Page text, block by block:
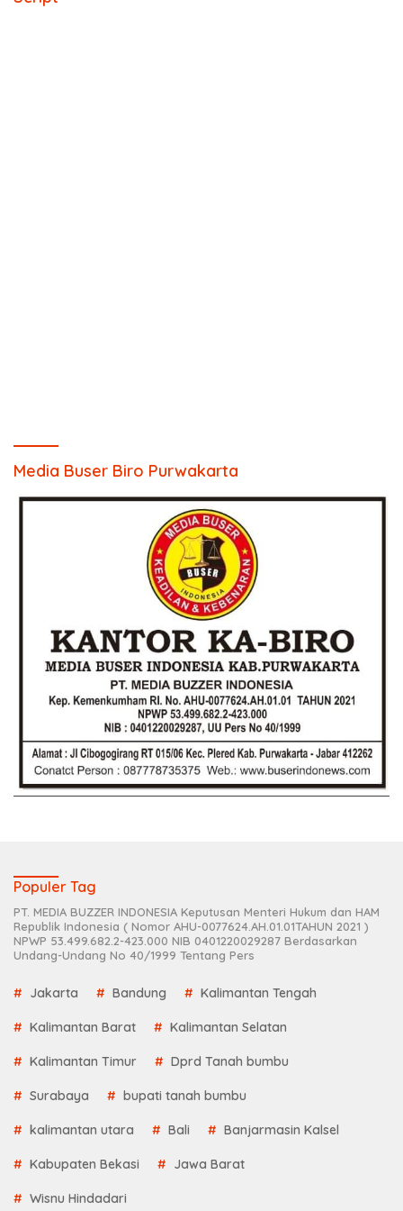
Media Buser Biro Purwakarta
Populer Tag
PT. MEDIA BUZZER INDONESIA Keputusan Menteri Hukum dan HAM
Republik Indonesia ( Nomor AHU-0077624.AH.01.01TAHUN 2021 )
NPWP 53.499.682.2-423.000 NIB 0401220029287 Berdasarkan
Undang-Undang No 40/1999 Tentang Pers
Jakarta Bandung Kalimantan Tengah
Kalimantan Barat Kalimantan Selatan
Kalimantan Timur Dprd Tanah bumbu
Surabaya bupati tanah bumbu
kalimantan utara Bali Banjarmasin Kalsel
Kabupaten Bekasi Jawa Barat
Wisnu Hindadari